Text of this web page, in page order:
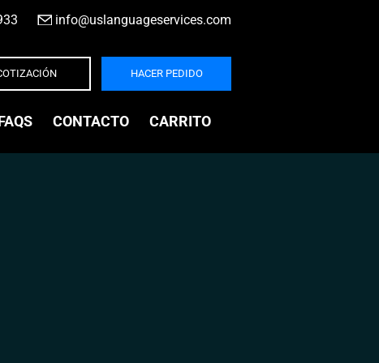
info@uslanguageservices.com
HACER PEDIDO
CONTACTO CARRITO